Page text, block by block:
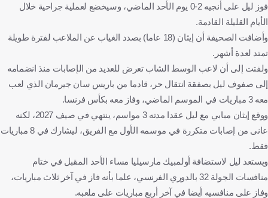
فوز ليل على أنجيه 2-0 يوم الأحد الماضي، وسيخضع لعملية جراحية خلال
الأيام القليلة القادمة.
وأضافت الصحيفة أن إيثان (18 عاما) بصدد الغياب عن الملاعب لفترة طويلة
تمتد لعدة أشهر.
ولفتت إلى أن لاعب الوسط الشاب تعرض للعديد من الإصابات منذ انضمامه
إلى صفوف ليل بصفقة انتقال حر، قادما من باريس سان جيرمان الذي لعب
معه 3 مباريات في الموسم الماضي، وفاز معه بكأس فرنسا.
ووقع إيثان مبابي مع ليل عقدا مدته 3 مواسم، ينتهي في صيف 2027، لكنه
عانى من إصابات متكررة في موسمه الأول مع الفريق، ليشارك في 8 مباريات
فقط.
ويستعد ليل لاستضافة أولمبيك مارسيليا مساء الأحد المقبل في ختام
منافسات الجولة 32 بالدوري الفرنسي، علما بأنه فاز في آخر ثلاث مباريات،
وفاز على منافسيه أيضا في آخر أربع مباريات على ملعبه.